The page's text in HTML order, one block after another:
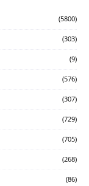
(5800)
(303)
(9)
(576)
(307)
(729)
(705)
(268)
(86)